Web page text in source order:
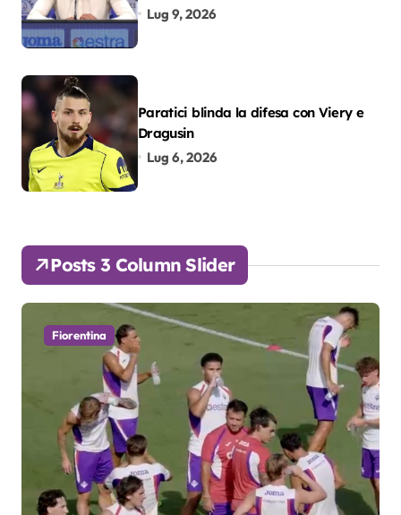
colpo”
Lug 9, 2026
Paratici blinda la difesa con Viery e
Dragusin
Lug 6, 2026
Posts 3 Column Slider
Fiorentina